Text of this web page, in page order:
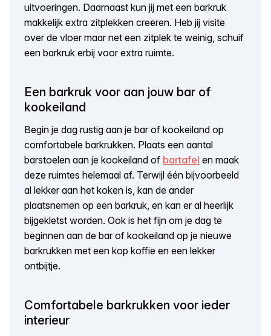
uitvoeringen. Daarnaast kun jij met een barkruk
makkelijk extra zitplekken creëren. Heb jij visite
over de vloer maar net een zitplek te weinig, schuif
een barkruk erbij voor extra ruimte.
Een barkruk voor aan jouw bar of
kookeiland
Begin je dag rustig aan je bar of kookeiland op
comfortabele barkrukken. Plaats een aantal
barstoelen aan je kookeiland of bartafel en maak
deze ruimtes helemaal af. Terwijl één bijvoorbeeld
al lekker aan het koken is, kan de ander
plaatsnemen op een barkruk, en kan er al heerlijk
bijgekletst worden. Ook is het fijn om je dag te
beginnen aan de bar of kookeiland op je nieuwe
barkrukken met een kop koffie en een lekker
ontbijtje.
Comfortabele barkrukken voor ieder
interieur